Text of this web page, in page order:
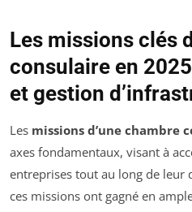
Les missions clés
consulaire en
et gestion
Les missions d’une chambre
axes fondamentaux, visant à
entreprises tout au long de leur
ces missions ont gagné en